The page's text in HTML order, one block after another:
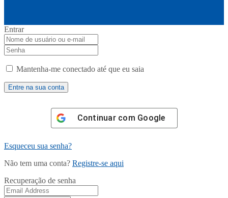
Entrar
Mantenha-me conectado até que eu saia
Continuar com Google
Esqueceu sua senha?
Não tem uma conta? Registre-se aqui
Recuperação de senha